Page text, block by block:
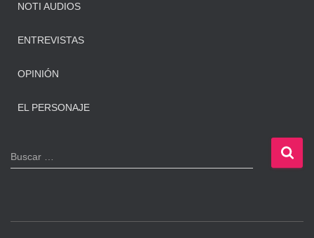
NOTI AUDIOS
ENTREVISTAS
OPINIÓN
EL PERSONAJE
B
u
Buscar …